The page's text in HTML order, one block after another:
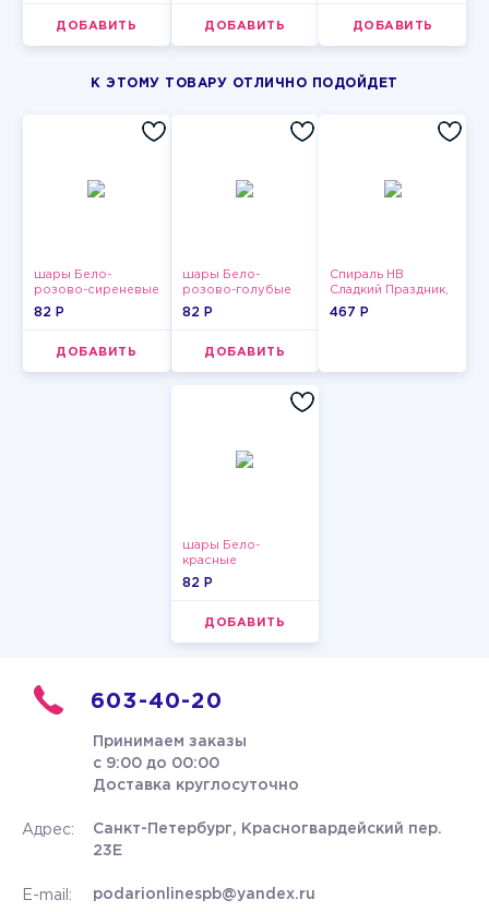
ДОБАВИТЬ ДОБАВИТЬ ДОБАВИТЬ
К ЭТОМУ ТОВАРУ ОТЛИЧНО ПОДОЙДЕТ
шары Бело-
розово-сиреневые
пастельные
82 P
ДОБАВИТЬ
шары Бело-
розово-голубые
пастельные
82 P
ДОБАВИТЬ
Спираль HB
Сладкий Праздник,
12 шт.
467 P
шары Бело-
красные
пастельные
82 P
ДОБАВИТЬ
603-40-20
Принимаем заказы
с 9:00 до 00:00
Доставка круглосуточно
Адрес:
Санкт-Петербург, Красногвардейский пер.
23Е
E-mail: podarionlinespb@yandex.ru